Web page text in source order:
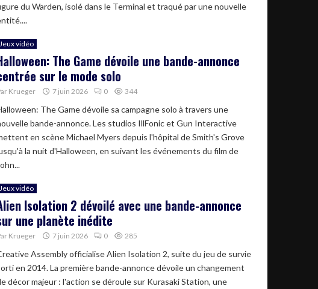
du Warden, isolé dans le Terminal et traqué par une nouvelle
Jeux vidéo
The Game dévoile une bande-annonce
sur le mode solo
Krueger 7 juin 2026 0 344
The Game dévoile sa campagne solo à travers une
bande-annonce. Les studios IllFonic et Gun Interactive
en scène Michael Myers depuis l'hôpital de Smith's Grove
la nuit d'Halloween, en suivant les événements du film de
Jeux vidéo
Isolation 2 dévoilé avec une bande-annonce
une planète inédite
Krueger 7 juin 2026 0 285
Assembly officialise Alien Isolation 2, suite du jeu de survie
en 2014. La première bande-annonce dévoile un changement
décor majeur : l'action se déroule sur Kurasaki Station, une